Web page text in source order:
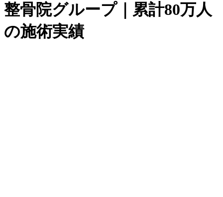
整骨院グループ｜累計80万人
の施術実績